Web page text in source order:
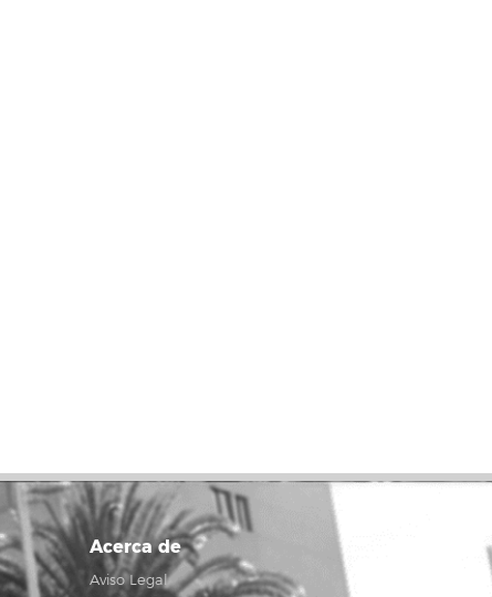
Acerca de
Aviso Legal